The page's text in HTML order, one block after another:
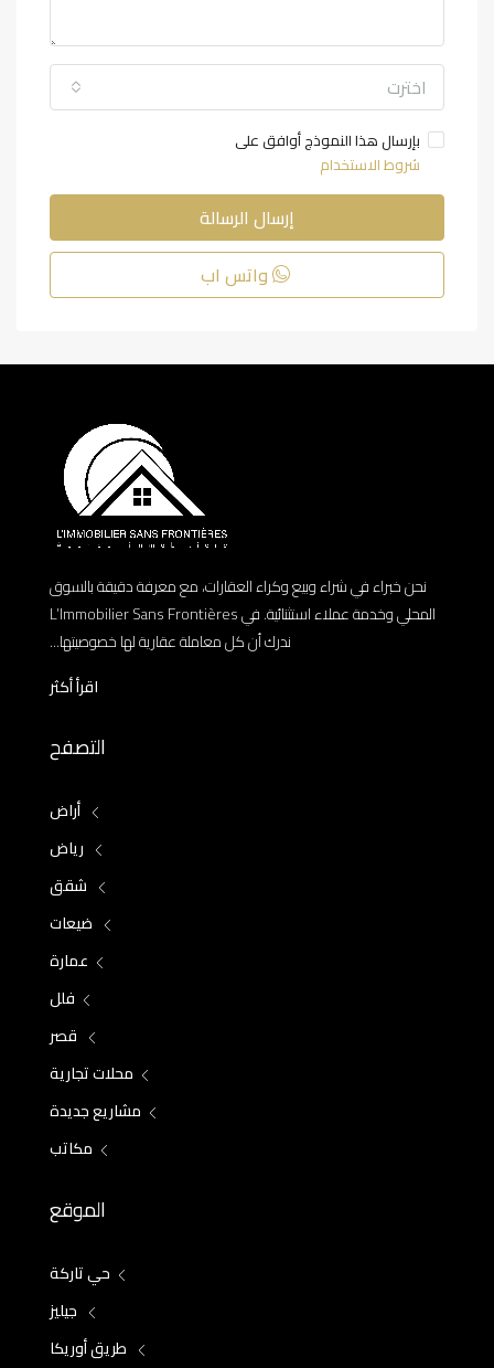
اخترت
بإرسال هذا النموذج أوافق على
شروط الاستخدام
إرسال الرسالة
واتس اب
نحن خبراء في شراء وبيع وكراء العقارات، مع معرفة دقيقة بالسوق
المحلي وخدمة عملاء استثنائية. في L’Immobilier Sans Frontières
ندرك أن كل معاملة عقارية لها خصوصيتها...
اقرأ أكثر
التصفح
أراض
رياض
شقق
ضيعات
عمارة
فلل
قصر
محلات تجارية
مشاريع جديدة
مكاتب
الموقع
حي تاركة
جيليز
طريق أوريكا